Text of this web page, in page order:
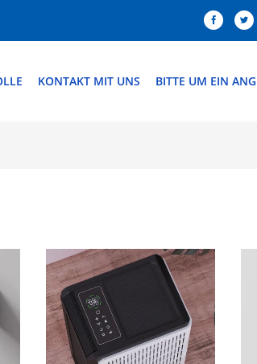
KONTAKT MIT UNS BITTE UM EIN